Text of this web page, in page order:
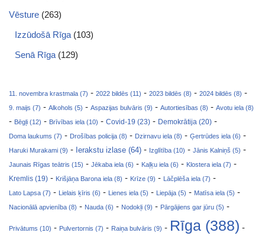
Vēsture (263)
Izzūdošā Rīga (103)
Senā Rīga (129)
11. novembra krastmala (7) - 2022 bildēs (11) - 2023 bildēs (8) - 2024 bildēs (8) -
9. maijs (7) - Alkohols (5) - Aspazijas bulvāris (9) - Autortiesības (8) - Avotu iela (8)
- Bēgļi (12) - Brīvības iela (10) - Covid-19 (23) - Demokrātija (20) -
Doma laukums (7) - Drošības policija (8) - Dzirnavu iela (8) - Ģertrūdes iela (6) -
Haruki Murakami (9) - Ierakstu izlase (64) - Izglītība (10) - Jānis Kalniņš (5) -
Jaunais Rīgas teātris (15) - Jēkaba iela (6) - Kaļķu iela (6) - Klostera iela (7) -
Kremlis (19) - Krišjāņa Barona iela (8) - Krīze (9) - Lāčplēša iela (7) -
Lato Lapsa (7) - Lielais ķīris (6) - Lienes iela (5) - Liepāja (5) - Matīsa iela (5) -
Nacionālā apvienība (8) - Nauda (6) - Nodokļi (9) - Pārgājiens gar jūru (5) -
Privātums (10) - Pulvertornis (7) - Raiņa bulvāris (9) - Rīga (388) -